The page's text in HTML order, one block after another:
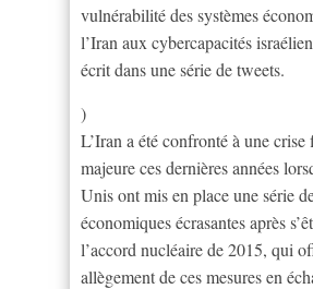
vulnérabilité des systèmes
l’Iran aux cybercapacités
écrit dans une série de tweets.
)
L’Iran a été confronté à une crise
majeure ces dernières années
Unis ont mis en place une série
économiques écrasantes après
l’accord nucléaire de 2015, qui
allègement de ces mesures en